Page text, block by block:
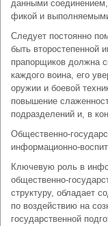
данными
фикой и
Следует постоянно
быть второстепенной
прапорщиков должна
каждого воина, его
оружии и боевой
повышение
подразделений и, в
Общественно-
информационно-
Ключевую роль в
общественно-
структуру, обладает
по воздействию на
государственной